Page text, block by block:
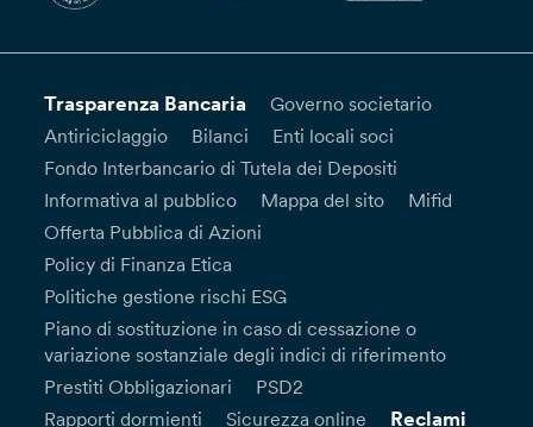
Trasparenza Bancaria
Governo societario
Antiriciclaggio
Bilanci
Enti locali soci
Fondo Interbancario di Tutela dei Depositi
Informativa al pubblico
Mappa del sito
Mifid
Offerta Pubblica di Azioni
Policy di Finanza Etica
Politiche gestione rischi ESG
Piano di sostituzione in caso di cessazione o
variazione sostanziale degli indici di riferimento
Prestiti Obbligazionari
PSD2
Rapporti dormienti
Sicurezza online Reclami